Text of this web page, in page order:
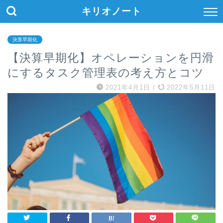
キリオノート
決算早期化
【決算早期化】オペレーションを円滑
にするタスク管理表の考え方とコツ
2021年4月1日 / 2022年5月11日